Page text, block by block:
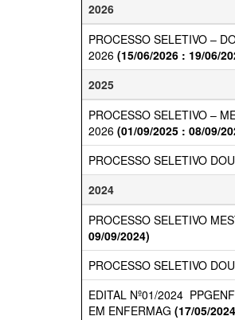
2026
PROCESSO SELETIVO –
2026 (15/06/2026 : 19/06/
2025
PROCESSO SELETIVO –
2026 (01/09/2025 : 08/09/
PROCESSO SELETIVO
2024
PROCESSO SELETIVO
09/09/2024)
PROCESSO SELETIVO
EDITAL Nº01/2024 
EM ENFERMAG (17/05/